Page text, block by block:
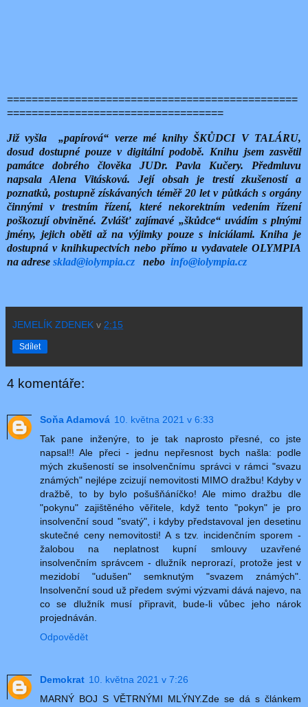
===============================================
===================================
Již vyšla
„papírová“ verze mé knihy ŠKŮDCI V TALÁRU,
dosud dostupné pouze v digitální podobě. Knihu jsem zasvětil
památce dobrého člověka JUDr. Pavla Kučery. Předmluvu
napsala Alena Vitásková. Její obsah je trestí zkušeností a
poznatků, postupně získávaných téměř 20 let v půtkách s orgány
činnými v trestním řízení, které nekorektním vedením řízení
poškozují obviněné. Zvlášť zajímavé „škůdce“ uvádím s plnými
jmény, jejich oběti až na výjimky pouze s iniciálami. Kniha je
dostupná v knihkupectvích nebo přímo u vydavatele OLYMPIA
na adrese sklad@iolympia.cz nebo info@iolympia.cz
JEMELÍK ZDENEK v 2:15
Sdílet
4 komentáře:
Soňa Adamová 10. května 2021 v 6:33
Tak pane inženýre, to je tak naprosto přesné, co jste
napsal!! Ale přeci - jednu nepřesnost bych našla: podle
mých zkušeností se insolvenčnímu správci v rámci "svazu
známých" nejlépe zcizují nemovitosti MIMO dražbu! Kdyby v
dražbě, to by bylo pošušňáníčko! Ale mimo dražbu dle
"pokynu" zajištěného věřitele, když tento "pokyn" je pro
insolvenční soud "svatý", i kdyby představoval jen desetinu
skutečné ceny nemovitosti! A s tzv. incidenčním sporem -
žalobou na neplatnost kupní smlouvy uzavřené
insolvenčním správcem - dlužník neprorazí, protože jest v
mezidobí "udušen" semknutým "svazem známých".
Insolvenční soud už předem svými výzvami dává najevo, na
co se dlužník musí připravit, bude-li vůbec jeho nárok
projednáván.
Odpovědět
Demokrat 10. května 2021 v 7:26
MARNÝ BOJ S VĚTRNÝMI MLÝNY.Zde se dá s článkem